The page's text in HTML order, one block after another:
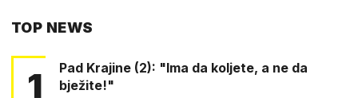
TOP NEWS
1
Pad Krajine (2): "Ima da koljete, a ne da
bježite!"